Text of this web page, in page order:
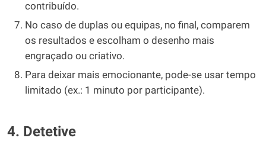
contribuído.
No caso de duplas ou equipas, no final, comparem
os resultados e escolham o desenho mais
engraçado ou criativo.
Para deixar mais emocionante, pode-se usar tempo
limitado (ex.: 1 minuto por participante).
4. Detetive